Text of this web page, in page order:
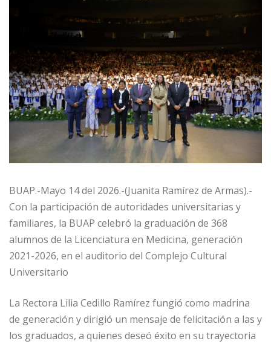
BUAP.-Mayo 14 del 2026.-(Juanita Ramírez de Armas).-
Con la participación de autoridades universitarias y
familiares, la BUAP celebró la graduación de 368
alumnos de la Licenciatura en Medicina, generación
2021-2026, en el auditorio del Complejo Cultural
Universitario
La Rectora Lilia Cedillo Ramírez fungió como madrina
de generación y dirigió un mensaje de felicitación a las y
los graduados, a quienes deseó éxito en su trayectoria